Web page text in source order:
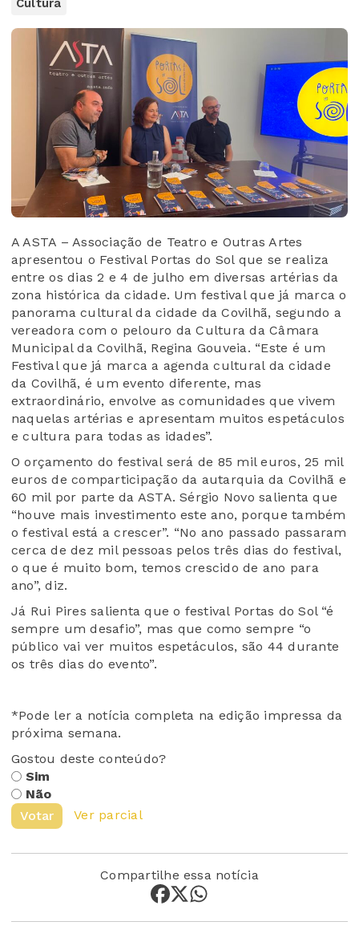
Cultura
A ASTA – Associação de Teatro e Outras Artes
apresentou o Festival Portas do Sol que se realiza
entre os dias 2 e 4 de julho em diversas artérias da
zona histórica da cidade. Um festival que já marca o
panorama cultural da cidade da Covilhã, segundo a
vereadora com o pelouro da Cultura da Câmara
Municipal da Covilhã, Regina Gouveia. “Este é um
Festival que já marca a agenda cultural da cidade
da Covilhã, é um evento diferente, mas
extraordinário, envolve as comunidades que vivem
naquelas artérias e apresentam muitos espetáculos
e cultura para todas as idades”.
O orçamento do festival será de 85 mil euros, 25 mil
euros de comparticipação da autarquia da Covilhã e
60 mil por parte da ASTA. Sérgio Novo salienta que
“houve mais investimento este ano, porque também
o festival está a crescer”. “No ano passado passaram
cerca de dez mil pessoas pelos três dias do festival,
o que é muito bom, temos crescido de ano para
ano”, diz.
Já Rui Pires salienta que o festival Portas do Sol “é
sempre um desafio”, mas que como sempre “o
público vai ver muitos espetáculos, são 44 durante
os três dias do evento”.
*Pode ler a notícia completa na edição impressa da
próxima semana.
Gostou deste conteúdo?
Sim
Não
Votar
Ver parcial
Compartilhe essa notícia